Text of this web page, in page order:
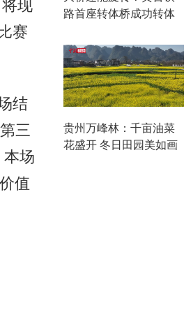
现
赛
结
三
本场
值
路首座转体桥成功转体
贵州万峰林：千亩油菜
花盛开 冬日田园美如画